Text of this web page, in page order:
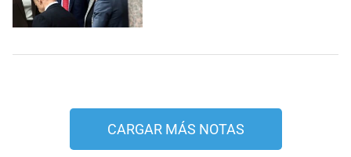
CARGAR MÁS NOTAS